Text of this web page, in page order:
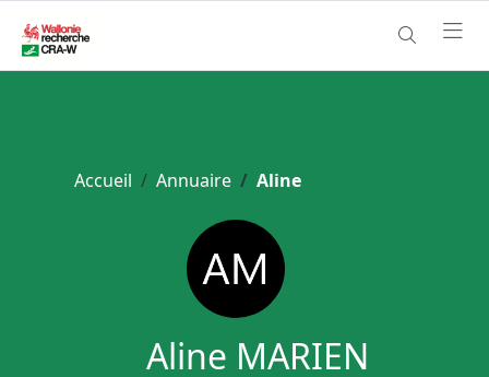
Accueil Annuaire Aline
Aline MARIEN